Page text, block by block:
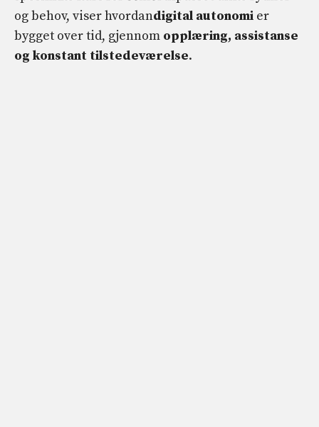
og behov, viser hvordandigital autonomi er
bygget over tid, gjennom opplæring, assistanse
og konstant tilstedeværelse.